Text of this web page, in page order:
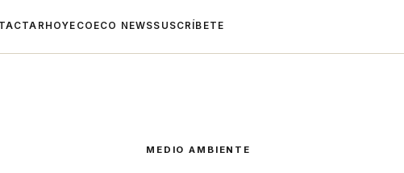
HOYECO ECO NEWSSUSCRÍBETE
MEDIO AMBIENTE